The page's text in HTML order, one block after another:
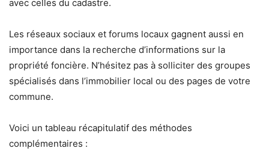
avec celles du cadastre.
Les réseaux sociaux et forums locaux gagnent aussi en
importance dans la recherche d’informations sur la
propriété foncière. N’hésitez pas à solliciter des groupes
spécialisés dans l’immobilier local ou des pages de votre
commune.
Voici un tableau récapitulatif des méthodes
complémentaires :